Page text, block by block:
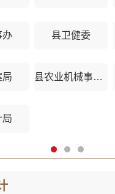
办 县卫健委
局 县农业机械事务管理中心
局